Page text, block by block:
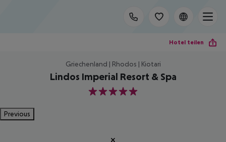
Hotel teilen
Griechenland | Rhodos | Kiotari
Lindos Imperial Resort & Spa
5
Previous